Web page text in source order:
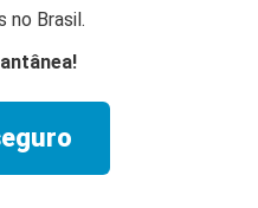
no Brasil.